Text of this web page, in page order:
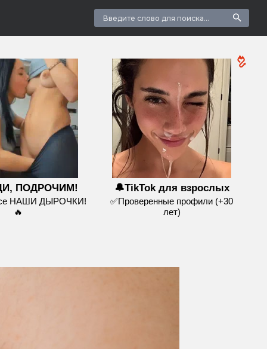
ПОДРОЧИМ!
НАШИ ДЫРОЧКИ!
🔥
🔔TikTok для взрослых
✅Проверенные профили (+30
лет)